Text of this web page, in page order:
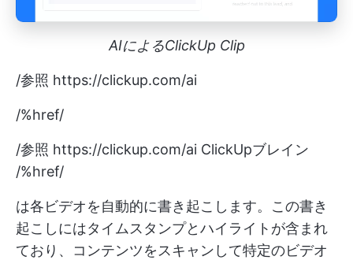
AIによるClickUp Clip
/参照 https://clickup.com/ai
/%href/
/参照 https://clickup.com/ai ClickUpブレイン
/%href/
は各ビデオを自動的に書き起こします。この書き
起こしにはタイムスタンプとハイライトが含まれ
ており、コンテンツをスキャンして特定のビデオ